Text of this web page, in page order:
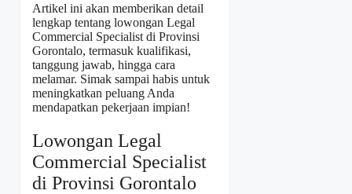
Artikel ini akan memberikan detail
lengkap tentang lowongan Legal
Commercial Specialist di Provinsi
Gorontalo, termasuk kualifikasi,
tanggung jawab, hingga cara
melamar. Simak sampai habis untuk
meningkatkan peluang Anda
mendapatkan pekerjaan impian!
Lowongan Legal
Commercial Specialist
di Provinsi Gorontalo